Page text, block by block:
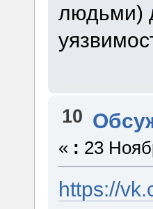
людьми)
10
« : 23
https://